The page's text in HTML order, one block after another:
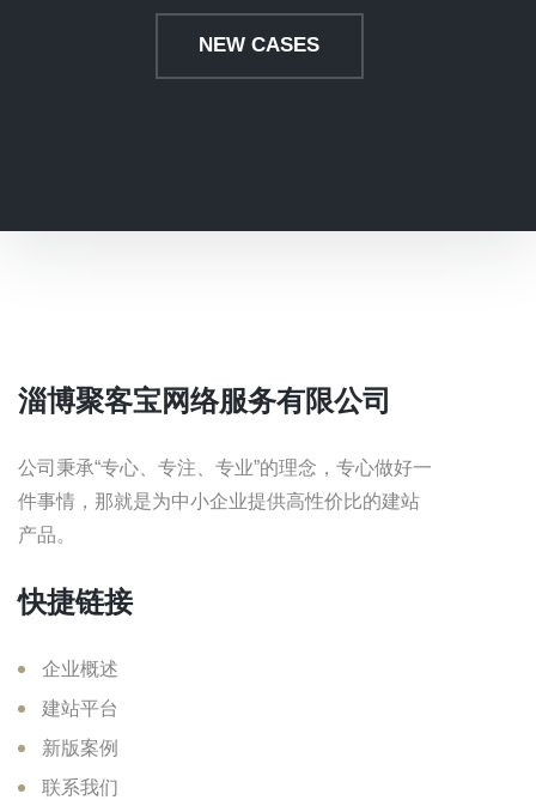
NEW CASES
淄博聚客宝网络服务有限公司
公司秉承“专心、专注、专业”的理念，专心做好一
件事情，那就是为中小企业提供高性价比的建站
产品。
快捷链接
企业概述
建站平台
新版案例
联系我们